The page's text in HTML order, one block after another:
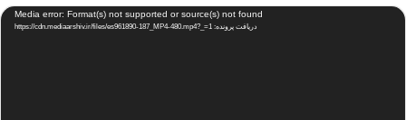
نمایشگر
ویدیو Media error: Format(s) not supported or source(s) not found
دریافت پرونده: https://cdn.mediaarshiv.ir/files/es961890-187_MP4-480.mp4?_=1